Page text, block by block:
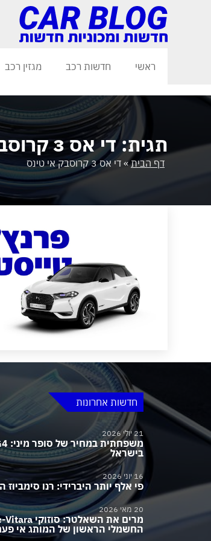
ראשי חדשות רכב מגזין רכב
תגית: די אס 3 קרוסבק אי טינס
דף הבית» די אס 3 קרוסבק אי טינס
חדשות אחרונות
21 יולי 2026
בישראל
16 יוני 2026
פי אלף יותר היברידי: רנו
20 מאי 2026
החשמלי הראשון של המותג אי